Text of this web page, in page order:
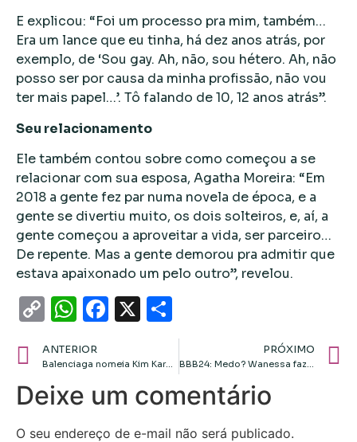
E explicou: “Foi um processo pra mim, também…
Era um lance que eu tinha, há dez anos atrás, por
exemplo, de ‘Sou gay. Ah, não, sou hétero. Ah, não
posso ser por causa da minha profissão, não vou
ter mais papel…’. Tô falando de 10, 12 anos atrás”.
Seu relacionamento
Ele também contou sobre como começou a se
relacionar com sua esposa, Agatha Moreira: “Em
2018 a gente fez par numa novela de época, e a
gente se divertiu muito, os dois solteiros, e, aí, a
gente começou a aproveitar a vida, ser parceiro…
De repente. Mas a gente demorou pra admitir que
estava apaixonado um pelo outro”, revelou.
CopyWhatsApp
Facebook
X
ANTERIOR
Balenciaga nomeia Kim Kardashian como embaixadora da marca
PRÓXIMO
BBB24: Medo? Wanessa faz confissão e Yasmin ‘reformula’ bordão
Deixe um comentário
O seu endereço de e-mail não será publicado.